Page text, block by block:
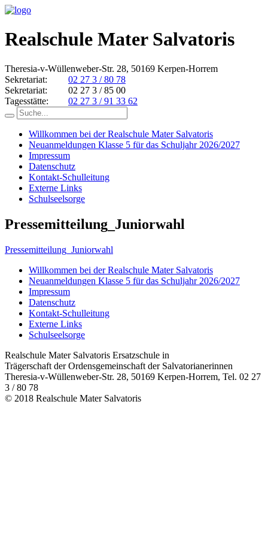
Realschule Mater Salvatoris
Theresia-v-Wüllenweber-Str. 28, 50169 Kerpen-Horrem
Sekretariat:
02 27 3 / 80 78
Sekretariat:
02 27 3 / 85 00
Tagesstätte:
02 27 3 / 91 33 62
Willkommen bei der Realschule Mater Salvatoris
Neuanmeldungen Klasse 5 für das Schuljahr 2026/2027
Impressum
Datenschutz
Kontakt-Schulleitung
Externe Links
Schulseelsorge
Pressemitteilung_Juniorwahl
Pressemitteilung_Juniorwahl
Willkommen bei der Realschule Mater Salvatoris
Neuanmeldungen Klasse 5 für das Schuljahr 2026/2027
Impressum
Datenschutz
Kontakt-Schulleitung
Externe Links
Schulseelsorge
Realschule Mater Salvatoris Ersatzschule in
Trägerschaft der Ordensgemeinschaft der Salvatorianerinnen
Theresia-v-Wüllenweber-Str. 28, 50169 Kerpen-Horrem, Tel. 02 27
3 / 80 78
© 2018 Realschule Mater Salvatoris